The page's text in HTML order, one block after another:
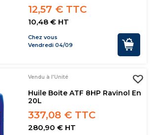
12,57 € TTC
10,48 € HT
Chez vous
Vendredi 04/09
Vendu à l'Unité
Huile Boite ATF 8HP Ravinol En
20L
337,08 € TTC
280,90 € HT